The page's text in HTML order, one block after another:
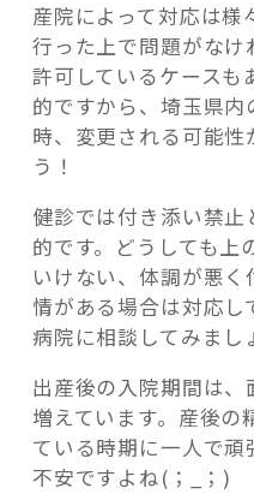
産院によって対応は様
行った上で問題がな
許可しているケースも
的ですから、埼玉県
時、変更される可能性
う！
健診では付き添い禁止
的です。どうしても上
いけない、体調が悪
情がある場合は対応し
病院に相談してみまし
出産後の入院期間は
増えています。産後の
ている時期に一人で
不安ですよね(；_；)